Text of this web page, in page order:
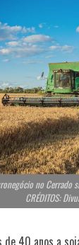
no Cerrado
CRÉDITOS:
de 40 anos a